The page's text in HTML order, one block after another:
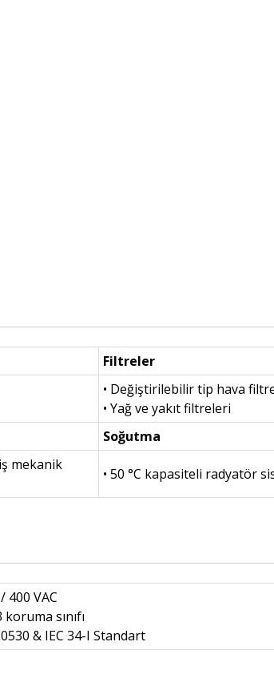
Filtreler
• Değiştirilebilir tip hava
• Yağ ve yakıt filtreleri
Soğutma
mekanik
• 50 °C kapasiteli radyatör
400 VAC
koruma sınıfı
& IEC 34-I Standart